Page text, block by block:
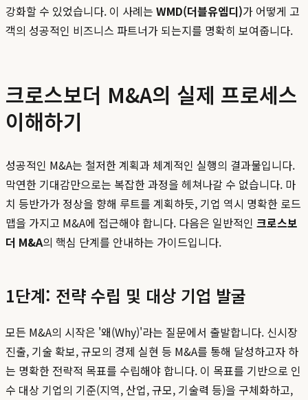
강화할 수 있었습니다. 이 사례는 WMD(더블유엠디)가 어떻게 고
객의 성공적인 비즈니스 파트너가 되는지를 명확히 보여줍니다.
크로스보더 M&A의 실제 프로세스
이해하기
성공적인 M&A는 철저한 계획과 체계적인 실행의 결과물입니다.
막연한 기대감만으로는 복잡한 과정을 헤쳐나갈 수 없습니다. 마
치 등반가가 정상을 향해 루트를 계획하듯, 기업 역시 명확한 로드
맵을 가지고 M&A에 접근해야 합니다. 다음은 일반적인 크로스보
더 M&A의 핵심 단계를 안내하는 가이드입니다.
1단계: 전략 수립 및 대상 기업 발굴
모든 M&A의 시작은 '왜(Why)'라는 질문에서 출발합니다. 신시장
진출, 기술 확보, 규모의 경제 실현 등 M&A를 통해 달성하고자 하
는 명확한 전략적 목표를 수립해야 합니다. 이 목표를 기반으로 인
수 대상 기업의 기준(지역, 산업, 규모, 기술력 등)을 구체화하고,